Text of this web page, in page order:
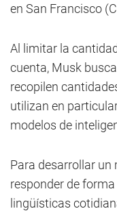
en San Francisco
Al limitar la
cuenta, Musk
recopilen
utilizan en
modelos de
Para desarrollar un
responder de
lingüísticas